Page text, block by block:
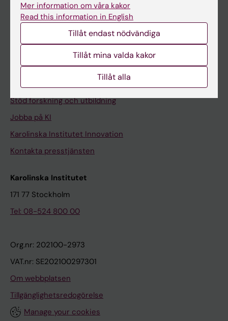
Medarbetare
Medarbetarportalen
Kontakta och besök KI
Universitetsbiblioteket
Stöd forskning och utbildning
Jobba på KI
Karolinska Institutet Innovation
Kontakta presstjänsten
Karolinska Institutet
171 77 Stockholm
Tel: 08-524 800 00
Org.nr: 202100-2973
VAT.nr: SE202100297301
Om webbplatsen
Tillgänglighetsredogörelse
Manage your cookies
Mer information om våra kakor
Read this information in English
Tillåt endast nödvändiga
Tillåt mina valda kakor
Tillåt alla